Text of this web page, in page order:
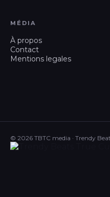
MÉDIA
À propos
Contact
Mentions legales
© 2026 TBTC media · Trendy